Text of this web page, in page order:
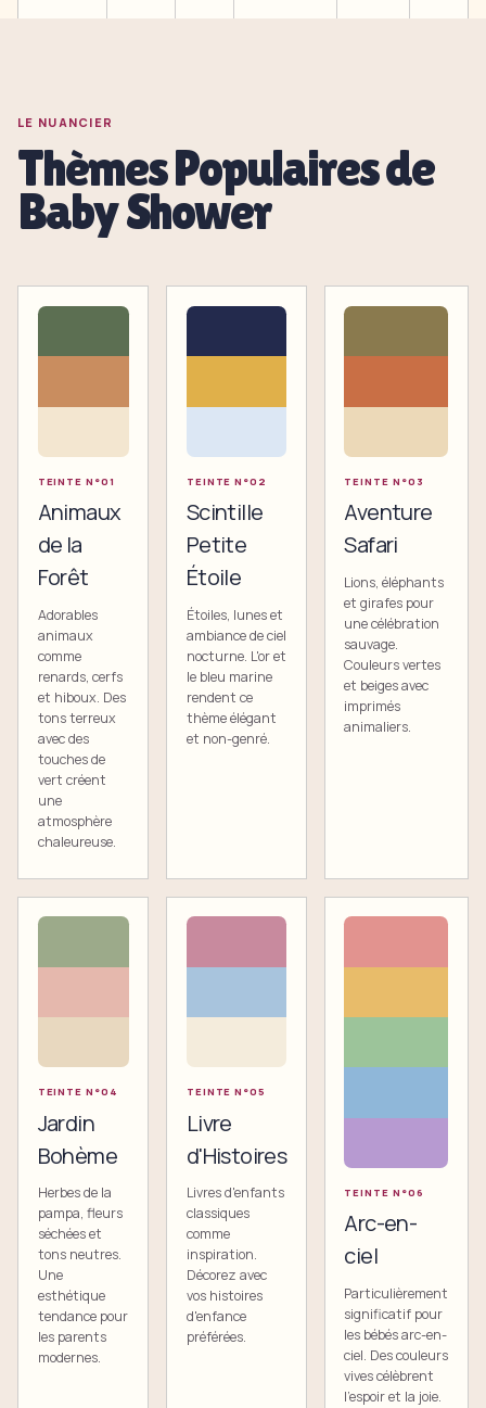
LE NUANCIER
Thèmes Populaires de
Baby Shower
TEINTE N°01
Animaux
de la
Forêt
Adorables
animaux
comme
renards, cerfs
et hiboux. Des
tons terreux
avec des
touches de
vert créent
une
atmosphère
chaleureuse.
TEINTE N°0 2
Scintille
Petite
Étoile
Étoiles, lunes et
ambiance de ciel
nocturne. L'or et
le bleu marine
rendent ce
thème élégant
et non-genré.
TEINTE N°0 3
Aventure
Safari
Lions, éléphants
et girafes pour
une célébration
sauvage.
Couleurs vertes
et beiges avec
imprimés
animaliers.
TEINTE N°0 4
Jardin
Bohème
Herbes de la
pampa, fleurs
séchées et
tons neutres.
Une
esthétique
tendance pour
les parents
modernes.
TEINTE N°05
Livre
d'Histoires
Livres d'enfants
classiques
comme
inspiration.
Décorez avec
vos histoires
d'enfance
préférées.
TEINTE N°06
Arc-en-
ciel
Particulièrement
significatif pour
les bébés arc-en-
ciel. Des couleurs
vives célèbrent
l'espoir et la joie.